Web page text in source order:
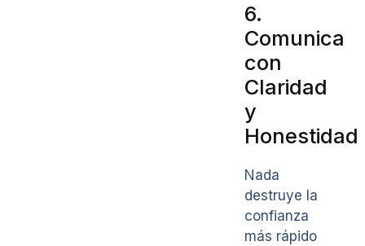
6.
Comunica
con
Claridad
y
Honestidad
Nada
destruye la
confianza
más rápido